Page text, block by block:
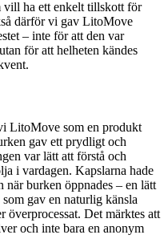
vill ha ett enkelt tillskott för
därför vi gav LitoMove
– inte för att den var
för att helheten kändes
LitoMove som en produkt
gav ett prydligt och
var lätt att förstå och
i vardagen. Kapslarna hade
burken öppnades – en lätt
gav en naturlig känsla
överprocessat. Det märktes att
och inte bara en anonym